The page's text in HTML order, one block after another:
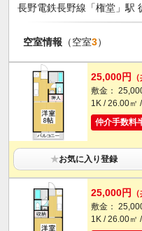
長野電鉄長野線「権堂」駅
空室情報 （空室3）
25,000円
敷金：
1K / 26.00㎡
仲介手数料
★お気に入り登録
25,000円
敷金：
1K / 26.00㎡